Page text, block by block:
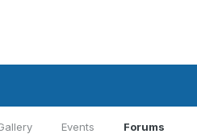
Events Forums